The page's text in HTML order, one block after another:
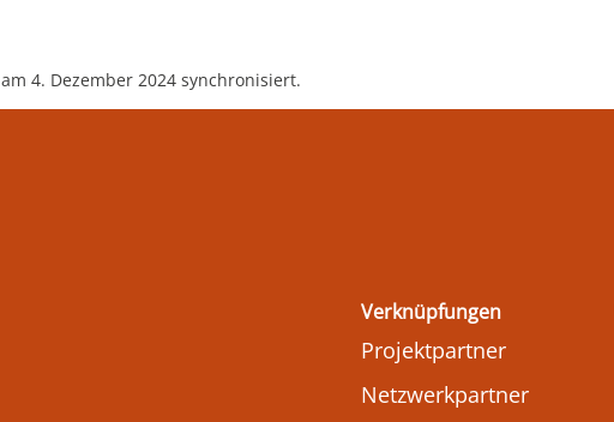
am 4. Dezember 2024 synchronisiert.
Verknüpfungen
Projektpartner
Netzwerkpartner